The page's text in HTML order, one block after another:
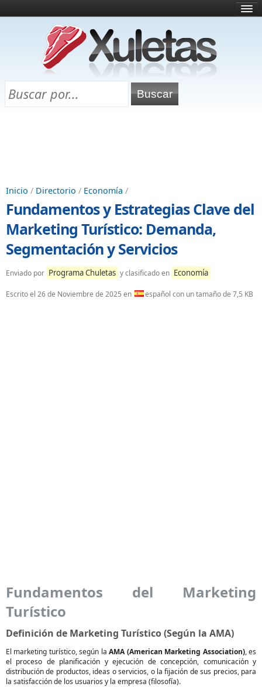
¿Qué es esto?
Directorio
Chuletas para exámenes
Inicio / Directorio / Economía /
Fundamentos y Estrategias Clave del
Marketing Turístico: Demanda,
Segmentación y Servicios
Enviado por Programa Chuletas y clasificado en Economía
Escrito el 26 de Noviembre de 2025 en español con un tamaño de 7,5 KB
Fundamentos del Marketing
Turístico
Definición de Marketing Turístico (Según la AMA)
El marketing turístico, según laAMA (American Marketing Association), es
el proceso de planificación y ejecución de concepción, comunicación y
distribución de productos, ideas o servicios, o la fijación de sus precios, para
la satisfacción de los usuarios y la empresa (filosofía).